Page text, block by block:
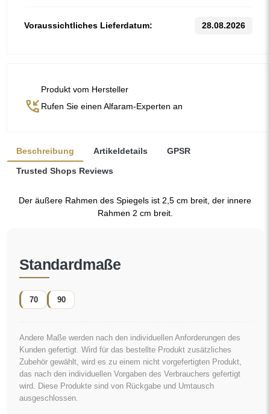
Voraussichtliches Lieferdatum: 28.08.2026
Produkt vom Hersteller
phone_callback Rufen Sie einen Alfaram-Experten an
Beschreibung Artikeldetails GPSR
Trusted Shops Reviews
Der äußere Rahmen des Spiegels ist 2,5 cm breit, der innere
Rahmen 2 cm breit.
Standardmaße
70 90
Andere Maße werden nach den individuellen Anforderungen des
Kunden gefertigt. Wird für das bestellte Produkt zusätzliches
Zubehör gewählt, wird es zu einem nicht vorgefertigten Produkt,
das nach den individuellen Vorgaben des Verbrauchers gefertigt
wird. Diese Produkte sind von Rückgabe und Umtausch
ausgeschlossen.